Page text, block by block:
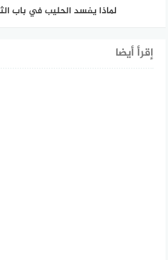
لماذا يفسد الحليب في باب
إقرأ أيضا